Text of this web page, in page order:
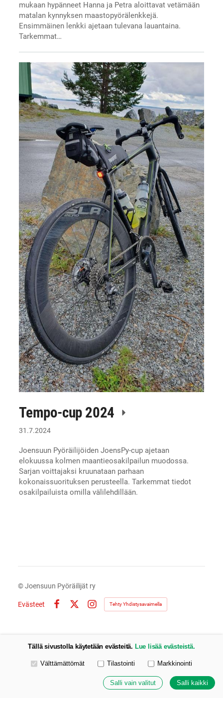
mukaan hypänneet Hanna ja Petra aloittavat vetämään
matalan kynnyksen maastopyörälenkkejä.
Ensimmäinen lenkki ajetaan tulevana lauantaina.
Tarkemmat…
Tempo-cup 2024
31.7.2024
Joensuun Pyöräilijöiden JoensPy-cup ajetaan
elokuussa kolmen maantieosakilpailun muodossa.
Sarjan voittajaksi kruunataan parhaan
kokonaissuorituksen perusteella. Tarkemmat tiedot
osakilpailuista omilla välilehdillään.
©Joensuun Pyöräilijät ry
Evästeet
Instagram
Tehty Yhdistysavaimella
Tällä sivustolla käytetään evästeitä. Lue lisää evästeistä.
Valitse käytettävät evästeet
Välttämättömät Tilastointi Markkinointi
Salli vain valitut Salli kaikki